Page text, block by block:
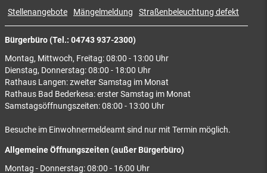
Bürgerbüro (Tel.: 04743 937-2300)
Montag, Mittwoch, Freitag: 08:00 - 13:00 Uhr
Dienstag, Donnerstag: 08:00 - 18:00 Uhr
Rathaus Langen: zweiter Samstag im Monat
Rathaus Bad Bederkesa: erster Samstag im Monat
Samstagsöffnungszeiten: 08:00 - 13:00 Uhr
Besuche im Einwohnermeldeamt sind nur mit Termin möglich.
Allgemeine Öffnungszeiten (außer Bürgerbüro)
Montag - Donnerstag: 08:00 - 16:00 Uhr
Stellenangebote
Mängelmeldung Straßenbeleuchtung defekt